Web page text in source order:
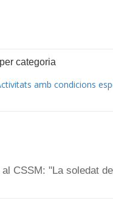
categoria
amb condicions
CSSM: "La soledat